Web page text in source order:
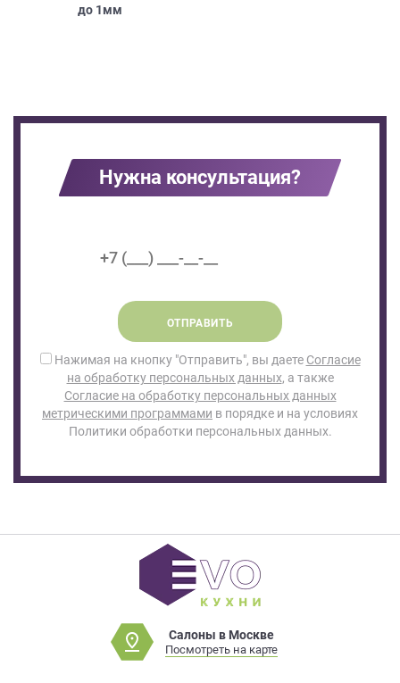
до 1мм
Нужна консультация?
ОТПРАВИТЬ
Нажимая на кнопку "Отправить", вы даете Согласие
на обработку персональных данных, а также
Согласие на обработку персональных данных
метрическими программами в порядке и на условиях
Политики обработки персональных данных.
Салоны в Москве
Посмотреть на карте